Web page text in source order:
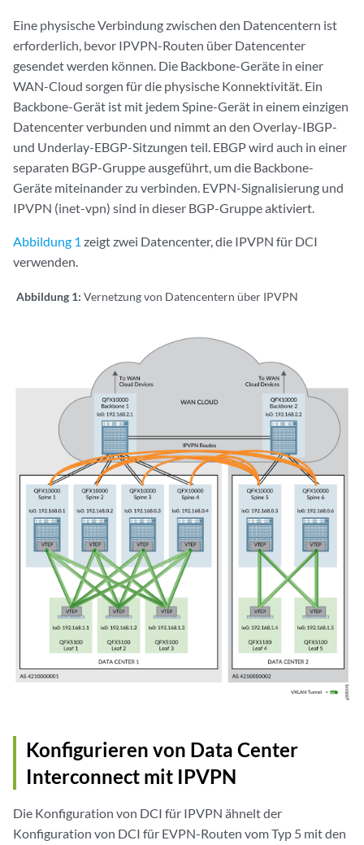
Eine physische Verbindung zwischen den Datencentern ist
erforderlich, bevor IPVPN-Routen über Datencenter
gesendet werden können. Die Backbone-Geräte in einer
WAN-Cloud sorgen für die physische Konnektivität. Ein
Backbone-Gerät ist mit jedem Spine-Gerät in einem einzigen
Datencenter verbunden und nimmt an den Overlay-IBGP-
und Underlay-EBGP-Sitzungen teil. EBGP wird auch in einer
separaten BGP-Gruppe ausgeführt, um die Backbone-
Geräte miteinander zu verbinden. EVPN-Signalisierung und
IPVPN (inet-vpn) sind in dieser BGP-Gruppe aktiviert.
Abbildung 1 zeigt zwei Datencenter, die IPVPN für DCI
verwenden.
Abbildung 1: Vernetzung von Datencentern über IPVPN
Konfigurieren von Data Center
Interconnect mit IPVPN
Die Konfiguration von DCI für IPVPN ähnelt der
Konfiguration von DCI für EVPN-Routen vom Typ 5 mit den